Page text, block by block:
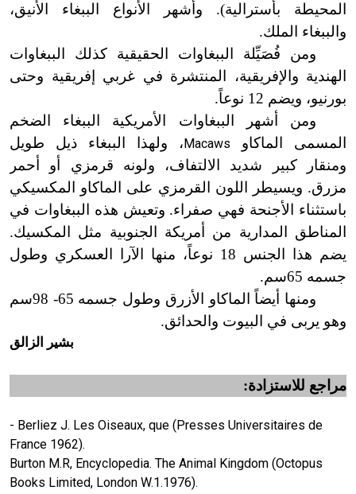
المحيطة بأسترالية). وأشهر الأنواع الببغاء الأنيق،
والببغاء الملك.
ومن فُصَيِّلة الببغاوات الحقيقية كذلك الببغاوات
الهندية والإفريقية، المنتشرة في غربي إفريقية وحتى
بورنيو، ويضم 12 نوعاً.
ومن أشهر الببغاوات الأمريكية الببغاء الضخم
المسمى الماكاو
Macaws ، ولهذا الببغاء ذيل طويل
ومنقار كبير شديد الالتفاف، ولونه قرمزي أو أحمر
مزرق. ويسيطر اللون القرمزي على الماكاو المكسيكي
باستثناء الأجنحة فهي صفراء. وتعيش هذه الببغاوات في
المناطق المدارية من أمريكة الجنوبية مثل المكسيك.
يضم هذا الجنس 18 نوعاً، منها الآرا العسكري وطول
جسمه 65
سم.
ومنها أيضاً الماكاو الأزرق وطول جسمه 65
-
98سم
وهو يربى في البيوت والحدائق.
بشير الزالق
مراجع للاستزادة:
- Berliez J. Les Oiseaux, que (Presses Universitaires de
France 1962).
Burton M.R, Encyclopedia. The Animal Kingdom (Octopus
Books Limited, London W.1.1976).